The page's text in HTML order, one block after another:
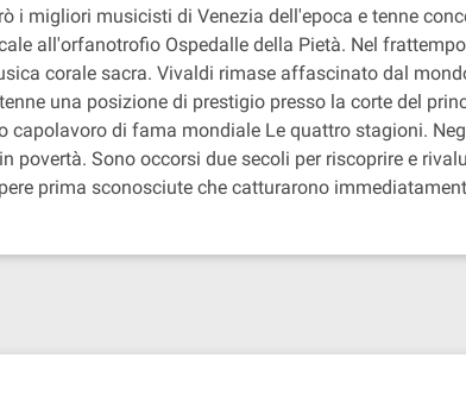
migliori musicisti di Venezia dell'epoca e tenne
all'orfanotrofio Ospedalle della Pietà. Nel
corale sacra. Vivaldi rimase affascinato dal
una posizione di prestigio presso la corte del
di fama mondiale Le quattro stagioni.
Sono occorsi due secoli per riscoprire e
prima sconosciute che catturarono